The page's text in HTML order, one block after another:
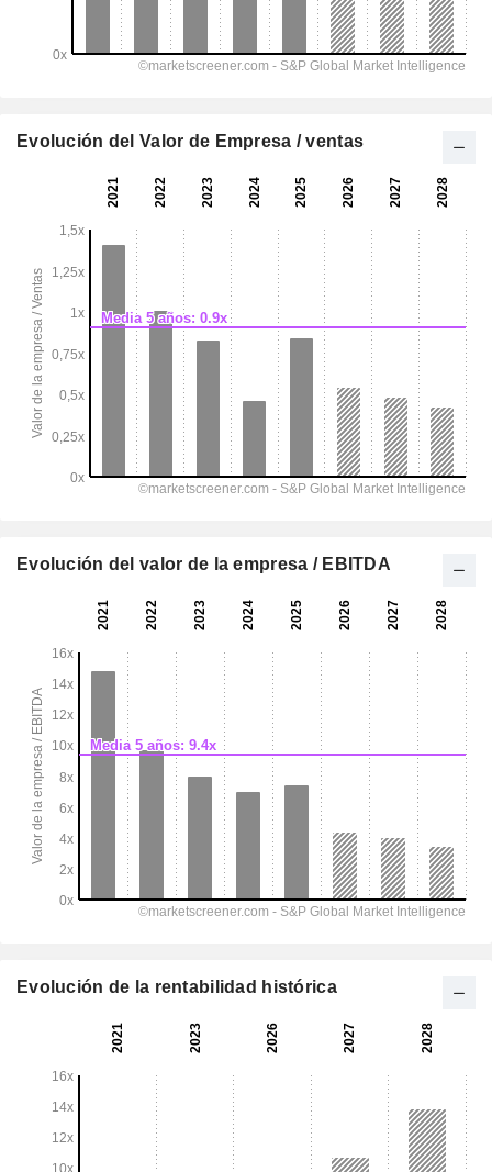
Evolución del Valor de Empresa / ventas
Evolución del valor de la empresa / EBITDA
Evolución de la rentabilidad histórica